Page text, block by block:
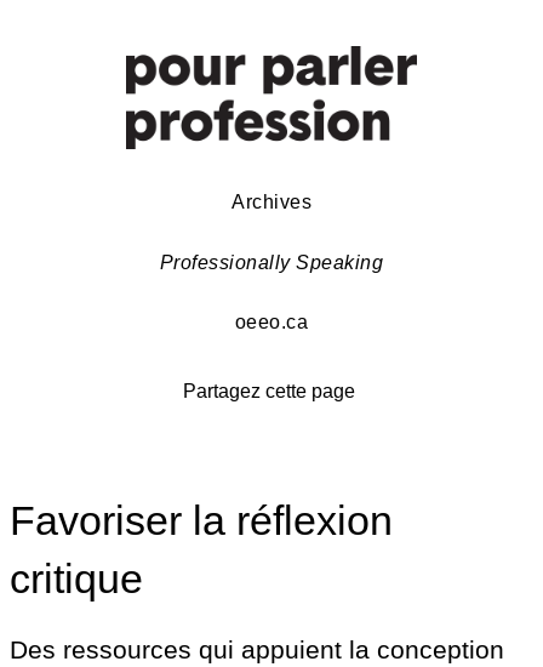
Archives
Professionally Speaking
oeeo.ca
Partagez cette page
Favoriser la réflexion
critique
Des ressources qui appuient la conception